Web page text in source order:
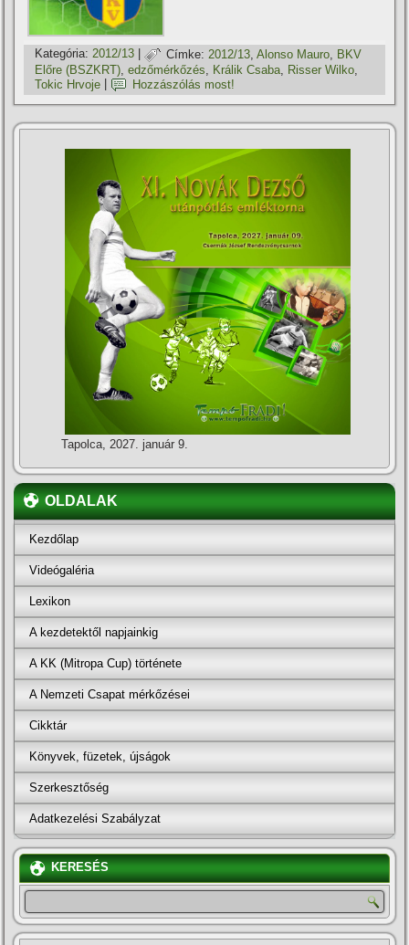
Kategória: 2012/13 | Címke: 2012/13 ,Alonso Mauro BKV
Előre (BSZKRT),edzőmérkőzés, Králik Csaba, Risser Wilko,
Tokic Hrvoje
Hozzászólás most!
Tapolca, 2027. január 9.
OLDALAK
Kezdőlap
Videógaléria
Lexikon
A kezdetektől napjainkig
A KK (Mitropa Cup) története
A Nemzeti Csapat mérkőzései
Cikktár
Könyvek, füzetek, újságok
Szerkesztőség
Adatkezelési Szabályzat
KERESÉS